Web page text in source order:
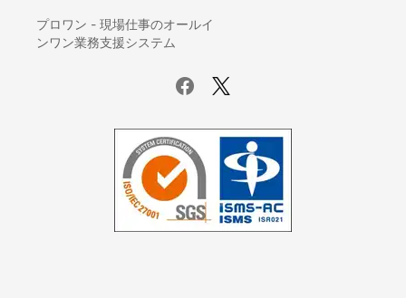
ログ管理システム
サーバー監視ツール
ホスティングサービス
UTM(統合脅威管理)
データバックアップ製品
ファイル転送サービス
プロワン - 現場仕事のオールイ
ンワン業務支援システム